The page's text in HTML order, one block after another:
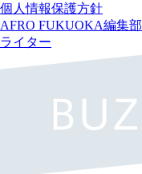
個人情報保護方針
AFRO FUKUOKA編集部
ライター